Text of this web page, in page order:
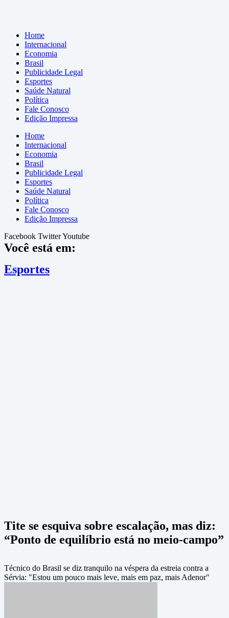
Home
Internacional
Economia
Brasil
Publicidade Legal
Esportes
Saúde Natural
Política
Fale Conosco
Edição Impressa
Home
Internacional
Economia
Brasil
Publicidade Legal
Esportes
Saúde Natural
Política
Fale Conosco
Edição Impressa
Facebook TwitterYoutube
Você está em:
Esportes
Tite se esquiva sobre escalação, mas diz:
“Ponto de equilíbrio está no meio-campo”
Técnico do Brasil se diz tranquilo na véspera da estreia contra a
Sérvia: "Estou um pouco mais leve, mais em paz, mais Adenor"